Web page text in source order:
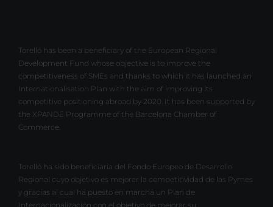
Torelló has been a beneficiary of the European Regional
Development Fund whose objective is to improve the
competitiveness of SMEs and thanks to which it has launched an
Internationalisation Plan with the aim of improving its
competitive positioning abroad by 2020. It has been supported by
the XPANDE Programme of the Barcelona Chamber of
Commerce.
Torelló ha sido beneficiaria del Fondo Europeo de Desarrollo
Regional cuyo objetivo es mejorar la competitividad de las Pymes
y gracias al cual ha puesto en marcha un Plan de
Internacionalización con el objetivo de mejorar su